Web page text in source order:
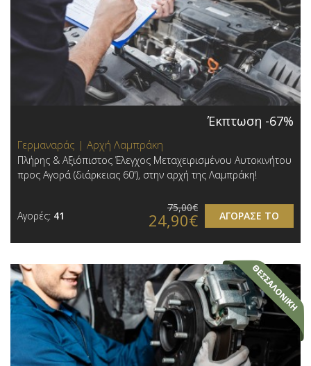
Έκπτωση -67%
Γερμαναράς | Αρχή Λαμπράκη
Πλήρης & Αξιόπιστος Έλεγχος Μεταχειρισμένου Αυτοκινήτου
προς Αγορά (διάρκειας 60'), στην αρχή της Λαμπράκη!
Αγορές: 41 ΑΓΟΡΑΣΕ ΤΟ
75,00€
24,90€